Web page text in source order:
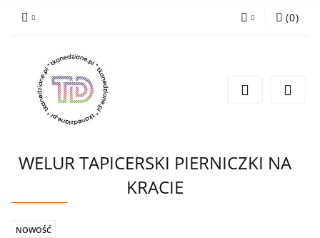
Wyślij e-mail
(0)
WELUR TAPICERSKI PIERNICZKI NA
KRACIE
NOWOŚĆ